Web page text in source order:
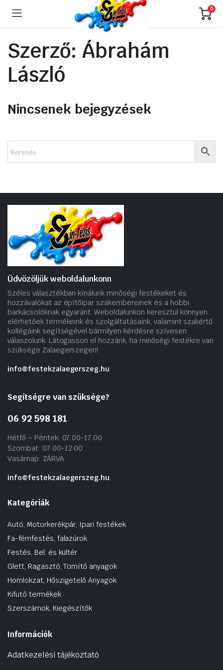
0
Szerző: Ábrahám
László
Nincsenek bejegyzések
Üdvözöljük weboldalunkonn
Széles választékban kínálunk minőségi festékeket és
hozzávalókat az építőipar szakembereinek és a hobbi
barkácsolóknak egyaránt. Weboldalunkon keresztül könnyen
elérhetőek termékeink és szolgáltatásaink, valamint szakértő
kollégáink segítségével bármilyen kérdésre szívesen
válaszolunk. Látogasson el hozzánk, ha minőségi festékre van
szüksége Zalaegerszegen!.
info@festekzalaegerszeg.hu
Segítségre van szüksége?
06 92 598 181
Hétfő – Péntek: 07:00-17:00
Szombat: 07:00-12:00
Vasárnap: ZÁRVA
info@festekzalaegerszeg.hu
Kategóriák
Autó, Motorkerékpár, Ipari festékek
Fa-fémfestés, falazúrok
Festés, Bel. és kültér
Glett, Ragasztó, Tömítő anyagok
Homlokzat, Hőszigetelő Anyagok
Kifutó termékek
Szerszámok, Kiegészítők
Információk
Adatkezelési tájékoztató